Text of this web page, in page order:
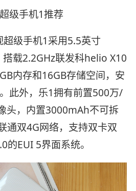
级手机1推荐
级手机1采用5.5英寸
载2.2GHz联发科helio X10
内存和16GB存储空间，安
此外，乐1拥有前置500万/
头，内置3000mAh不可拆
通双4G网络，支持双卡双
的EUI 5界面系统。